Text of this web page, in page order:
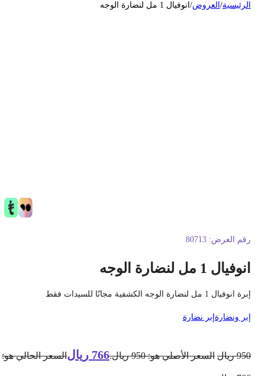
/العروض انوفيال 1 مل لنضارة الوجه
العرض: 80713
1 مل لنضارة الوجه
1 مل لنضارة الوجه الكشفية مجانًا للسيدات فقط
ونضارةإبر نضارة
ريال السعر الأصلي هو: 950 ريال. 766 ريال السعر الحالي هو: